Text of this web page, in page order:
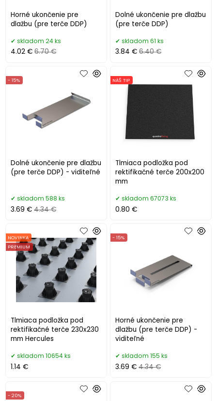
Horné ukončenie pre
dlažbu (pre terče DDP)
skladom 24 ks
4.02 € 6.70 €
Dolné ukončenie pre dlažbu
(pre terče DDP)
skladom 61 ks
3.84 € 6.40 €
Dolné ukončenie pre dlažbu
(pre terče DDP) - viditeľné
- 15%
skladom 588 ks
3.69 € 4.34 €
Tlmiaca podložka pod
rektifikačné terče 200x200
mm
NÁŠ TIP
skladom 67073 ks
0.80 €
Tlmiaca podložka pod
rektifikačné terče 230x230
mm Hercules
NOVINKA
PREMIUM
skladom 10654 ks
1.14 €
Horné ukončenie pre
dlažbu (pre terče DDP) -
viditeľné
- 15%
skladom 155 ks
3.69 € 4.34 €
- 20%